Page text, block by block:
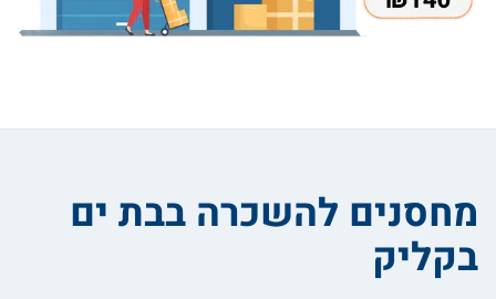
מחסנים להשכרה בבת ים
בקליק